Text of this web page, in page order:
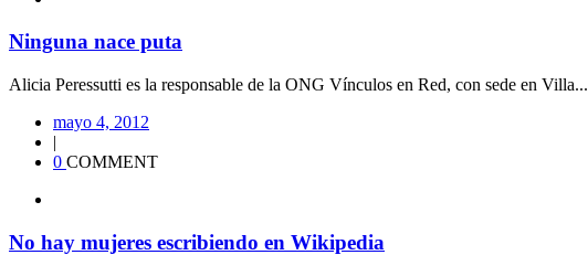
Ninguna nace puta
Alicia Peressutti es la responsable de la ONG Vínculos en Red, con sede en Villa...
mayo 4, 2012
|
0 COMMENT
No hay mujeres escribiendo en Wikipedia